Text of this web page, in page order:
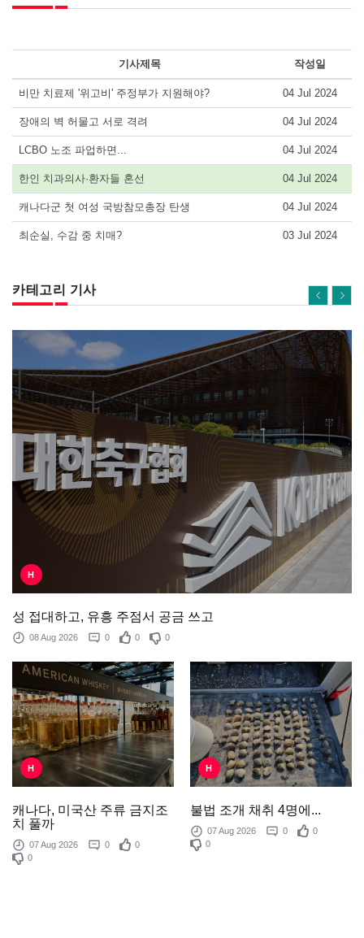
기사제목 작성일
비만 치료제 '위고비' 주정부가 지원해야? 04 Jul 2024
장애의 벽 허물고 서로 격려 04 Jul 2024
LCBO 노조 파업하면... 04 Jul 2024
한인 치과의사·환자들 혼선 04 Jul 2024
캐나다군 첫 여성 국방참모총장 탄생 04 Jul 2024
최순실, 수감 중 치매? 03 Jul 2024
카테고리 기사
H
성 접대하고, 유흥 주점서 공금 쓰고
08 Aug 2026 0 0 0
H
캐나다, 미국산 주류 금지조
치 풀까
07 Aug 2026 0
0
0
H
불법 조개 채취 4명에...
07 Aug 2026 0
0
0